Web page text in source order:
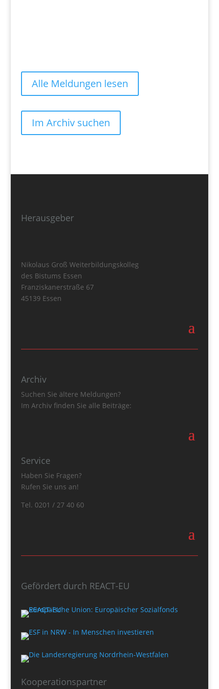
Alle Meldungen lesen
Im Archiv suchen
Herausgeber
Nikolaus Groß Weiterbildungskolleg
des Bistums Essen
Franziskanerstraße 67
45139 Essen
Archiv
Suchen Sie ältere Meldungen?
Im Archiv finden Sie alle Beiträge:
Service
Haben Sie Fragen?
Rufen Sie uns an!
Tel. 0201 / 27 40 60
Gefördert durch REACT-EU
Kooperationspartner